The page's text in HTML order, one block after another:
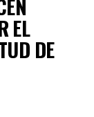
EL
DE